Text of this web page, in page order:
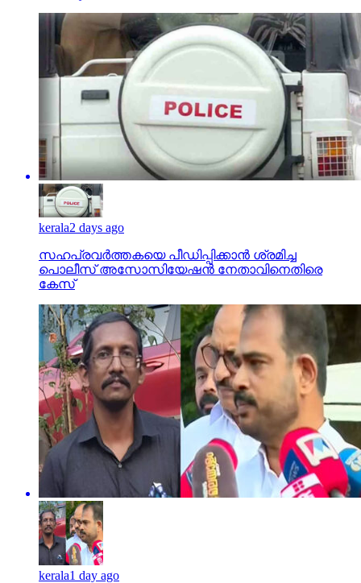
kerala2 days ago
സഹപ്രവര്‍ത്തകയെ പീഡിപ്പിക്കാന്‍ ശ്രമിച്ച
പൊലീസ് അസോസിയേഷന്‍ നേതാവിനെതിരെ
കേസ്
kerala1 day ago